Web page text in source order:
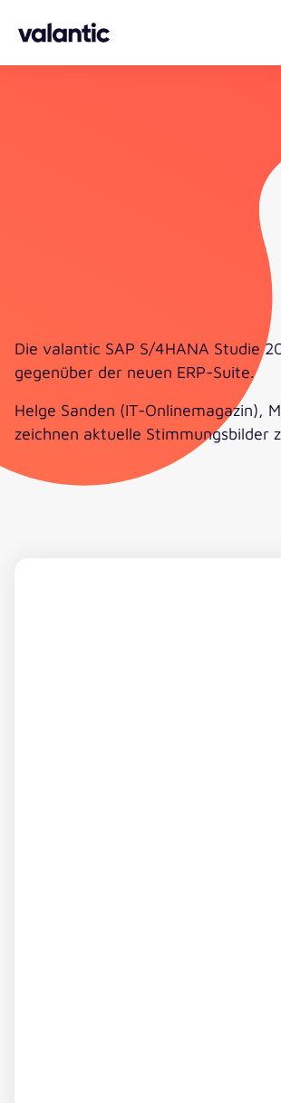
Die valantic SAP S/4HANA Studie
gegenüber der neuen ERP-Suite.
Helge Sanden (IT-Onlinemagazin),
zeichnen aktuelle Stimmungsbilder